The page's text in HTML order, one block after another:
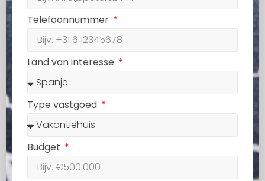
Telefoonnummer
Land van interesse
Type vastgoed
Budget